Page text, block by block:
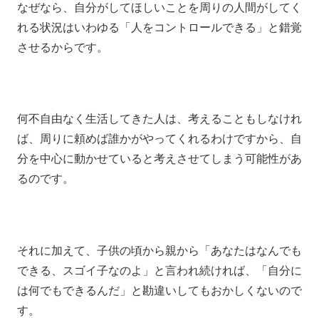
なぜなら、自分がしてほしいことを周りの人間がしてく
れる状況はいわゆる「人をコントロールできる」と錯覚
させるからです。
何不自由なく生活してきた人は、考えることもしなけれ
ば、周りに頼めば誰かがやってくれるわけですから、自
分を中心に動かせていると考えさせてしまう可能性があ
るのです。
それに加えて、子供の頃から親から「あなたはなんでも
できる、スゴイ子なのよ」と言われ続ければ、「自分に
は何でもできるんだ」と勘違いしてもおかしくないので
す。